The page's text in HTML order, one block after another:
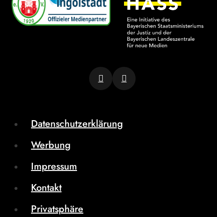
Datenschutzerklärung
Werbung
Impressum
Kontakt
Privatsphäre